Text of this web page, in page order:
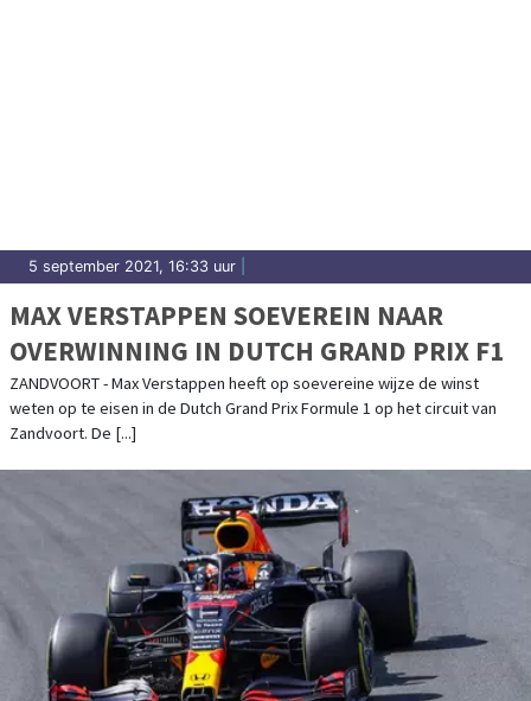
5 september 2021, 16:33 uur
MAX VERSTAPPEN SOEVEREIN NAAR
OVERWINNING IN DUTCH GRAND PRIX F1
ZANDVOORT - Max Verstappen heeft op soevereine wijze de winst
weten op te eisen in de Dutch Grand Prix Formule 1 op het circuit van
Zandvoort. De [...]